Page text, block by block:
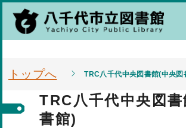
トップへ TRC八千代中央図書館(中央図
TRC八千代中央図書
書館)